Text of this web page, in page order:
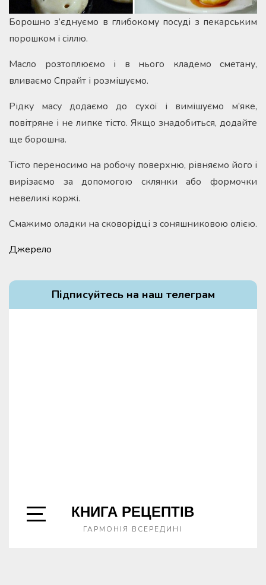
Борошно з’єднуємо в глибокому посуді з пекарським
порошком і сіллю.
Масло розтоплюємо і в нього кладемо сметану,
вливаємо Спрайт і розмішуємо.
Рідку масу додаємо до сухої і вимішуємо м’яке,
повітряне і не липке тісто. Якщо знадобиться, додайте
ще борошна.
Тісто переносимо на робочу поверхню, рівняємо його і
вирізаємо за допомогою склянки або формочки
невеликі коржі.
Смажимо оладки на сковорідці з соняшниковою олією.
Джерело